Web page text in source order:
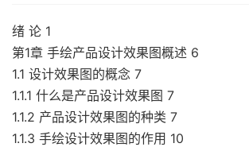
绪 论 1
第1章 手绘产品设计效果图概述 6
1.1 设计效果图的概念 7
1.1.1 什么是产品设计效果图 7
1.1.2 产品设计效果图的种类 7
1.1.3 手绘设计效果图的作用 10